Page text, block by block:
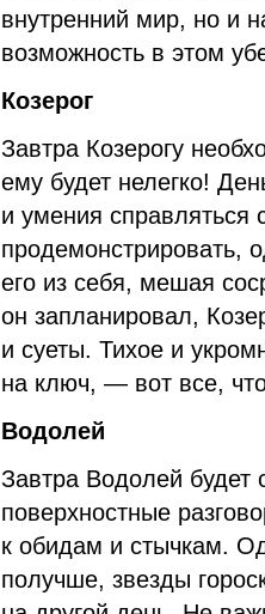
внутренний мир, но и
возможность в этом
Козерог
Завтра Козерогу
ему будет нелегко!
и умения справляться
продемонстрировать,
его из себя, мешая
он запланировал,
и суеты. Тихое и
на ключ, — вот все,
Водолей
Завтра Водолей
поверхностные
к обидам и стычкам.
получше, звезды